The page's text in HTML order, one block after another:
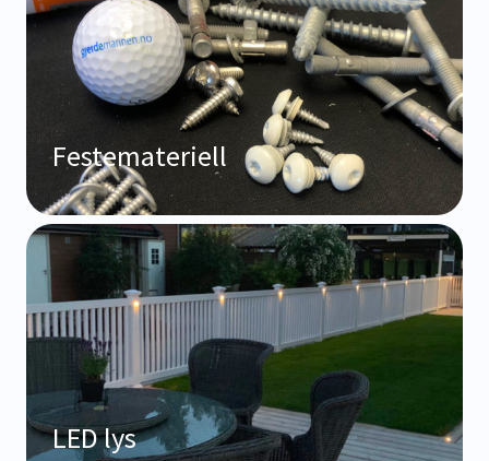
Festemateriell
LED lys